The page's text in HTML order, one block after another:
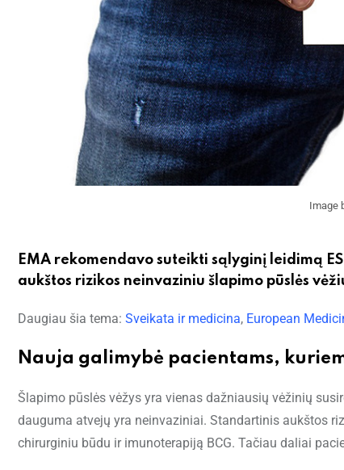
Image
EMA rekomendavo suteikti sąlyginį leidimą
aukštos rizikos neinvaziniu šlapimo pūslės
Daugiau šia tema: Sveikata ir medicina, European
Nauja galimybė pacientams,
Šlapimo pūslės vėžys yra vienas dažniausių vėžinių
dauguma atvejų yra neinvaziniai. Standartinis aukštos
chirurginiu būdu ir imunoterapiją BCG. Tačiau daliai